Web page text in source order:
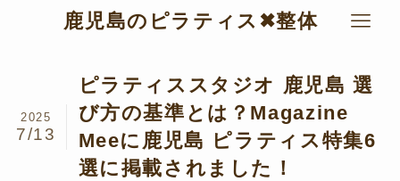
鹿児島のピラティス✖︎整体
ピラティススタジオ 鹿児島 選
び方の基準とは？Magazine
Meeに鹿児島 ピラティス特集6
選に掲載されました！
2025
7/13